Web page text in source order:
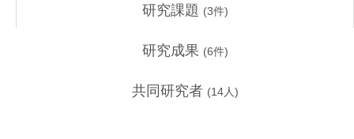
研究課題 (3件)
研究成果 (6件)
共同研究者 (14人)